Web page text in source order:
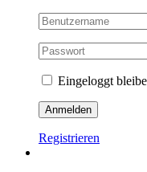
Eingeloggt
Registrieren